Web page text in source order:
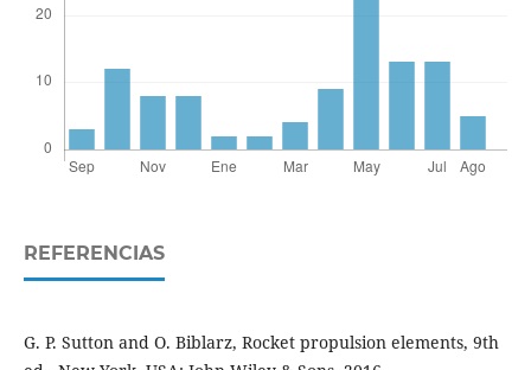
REFERENCIAS
G. P. Sutton and O. Biblarz, Rocket propulsion elements, 9th